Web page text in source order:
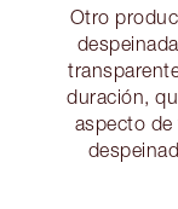
Otro
duración,
aspecto de